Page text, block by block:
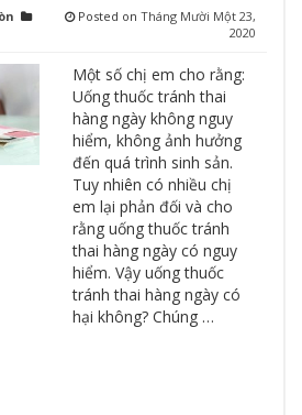
Posted on Tháng Mười Một 23,
2020
Một số chị em cho rằng:
Uống thuốc tránh thai
hàng ngày không nguy
hiểm, không ảnh hưởng
đến quá trình sinh sản.
Tuy nhiên có nhiều chị
em lại phản đối và cho
rằng uống thuốc tránh
thai hàng ngày có nguy
hiểm. Vậy uống thuốc
tránh thai hàng ngày có
hại không? Chúng …